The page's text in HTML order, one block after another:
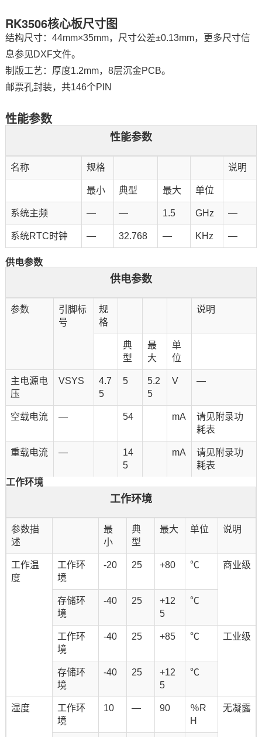
RK3506核心板尺寸图
结构尺寸：44mm×35mm，尺寸公差±0.13mm，更多尺寸信
息参见DXF文件。
制版工艺：厚度1.2mm，8层沉金PCB。
邮票孔封装，共146个PIN
性能参数
性能参数
名称 规格 说明
最小 典型 最大 单位
系统主频 — — 1.5 GHz —
系统RTC时钟 — 32.768 — KHz —
供电参数
供电参数
参数
引脚标
号
规
格
说明
典
型
最
大
单
位
主电源电
压
VSYS
4.7
5
5
5.2
5
V —
空载电流 — 54 mA
请见附录功
耗表
重载电流 —
14
5
mA
请见附录功
耗表
工作环境
工作环境
参数描
述
最
小
典
型
最大 单位 说明
工作温
度
工作环
境
-20 25 +80 ℃ 商业级
存储环
境
-40 25
+12
5
℃
工作环
境
-40 25 +85 ℃ 工业级
存储环
境
-40 25
+12
5
℃
湿度
工作环
境
10 — 90
％R
H
无凝露